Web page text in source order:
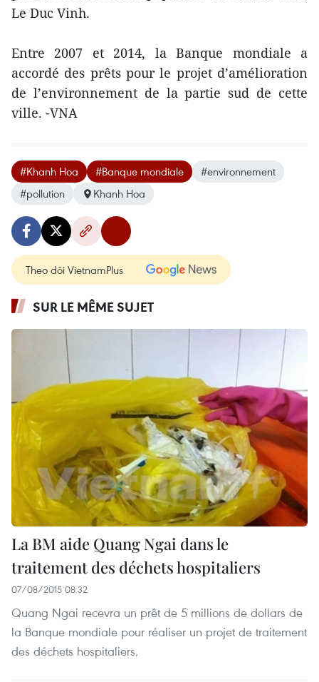
Le Duc Vinh.
Entre 2007 et 2014, la Banque mondiale a
accordé des prêts pour le projet d’amélioration
de l’environnement de la partie sud de cette
ville. -VNA
#Khanh Hoa #Banque mondiale
#environnement
#pollution
Khanh Hoa
Theo dõi VietnamPlus
SUR LE MÊME SUJET
La BM aide Quang Ngai dans le
traitement des déchets hospitaliers
07/08/2015 08:32
Quang Ngai recevra un prêt de 5 millions de dollars de
la Banque mondiale pour réaliser un projet de traitement
des déchets hospitaliers.